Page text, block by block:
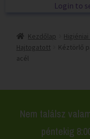
Login to
Kezdőlap
Hajtogatott
Kéztörlő
acél
Nem találsz
péntekig